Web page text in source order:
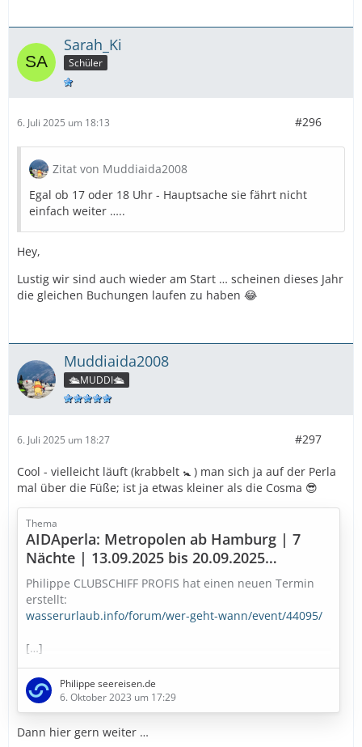
Sarah_Ki
Schüler
6. Juli 2025 um 18:13 #296
Zitat von Muddiaida2008
Egal ob 17 oder 18 Uhr - Hauptsache sie fährt nicht
einfach weiter …..
Hey,
Lustig wir sind auch wieder am Start … scheinen dieses Jahr
die gleichen Buchungen laufen zu haben 😂
Muddiaida2008
🛳️MUDDI🛳️
6. Juli 2025 um 18:27 #297
Cool - vielleicht läuft (krabbelt 🚼 ) man sich ja auf der Perla
mal über die Füße; ist ja etwas kleiner als die Cosma 😎
Thema
AIDAperla: Metropolen ab Hamburg | 7
Nächte | 13.09.2025 bis 20.09.2025
(Samstag, 13. September 2025, 00:00-
Samstag, 20. September 2025, 00:00)
Philippe CLUBSCHIFF PROFIS hat einen neuen Termin
erstellt:
wasserurlaub.info/forum/wer-geht-wann/event/44095/
[…]
Philippe seereisen.de
6. Oktober 2023 um 17:29
Dann hier gern weiter …